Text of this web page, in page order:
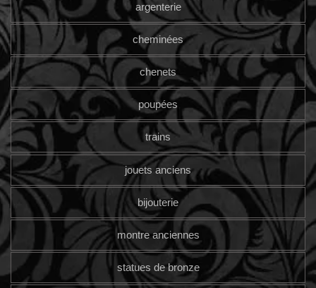
argenterie
cheminées
chenets
poupées
trains
jouets anciens
bijouterie
montre anciennes
statues de bronze